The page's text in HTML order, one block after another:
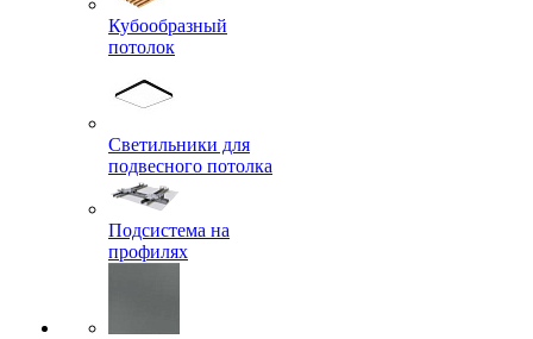
Кубообразный
потолок
Светильники для
подвесного потолка
Подсистема на
профилях